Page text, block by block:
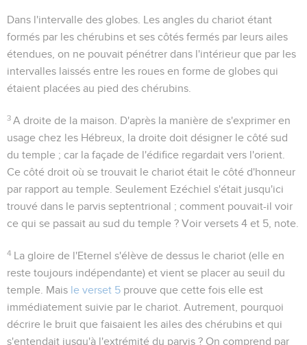
Dans l'intervalle des globes . Les angles du chariot étant
formés par les chérubins et ses côtés fermés par leurs ailes
étendues, on ne pouvait pénétrer dans l'intérieur que par les
intervalles laissés entre les roues en forme de globes qui
étaient placées au pied des chérubins.
3 A droite de la maison . D'après la manière de s'exprimer en
usage chez les Hébreux, la droite doit désigner le côté sud
du temple ; car la façade de l'édifice regardait vers l'orient.
Ce côté droit où se trouvait le chariot était le côté d'honneur
par rapport au temple. Seulement Ezéchiel s'était jusqu'ici
trouvé dans le parvis septentrional ; comment pouvait-il voir
ce qui se passait au sud du temple ? Voir versets 4 et 5, note.
4 La gloire de l'Eternel s'élève de dessus le chariot (elle en
reste toujours indépendante) et vient se placer au seuil du
temple. Mais le verset 5 prouve que cette fois elle est
immédiatement suivie par le chariot. Autrement, pourquoi
décrire le bruit que faisaient les ailes des chérubins et qui
s'entendait jusqu'à l'extrémité du parvis ? On comprend par